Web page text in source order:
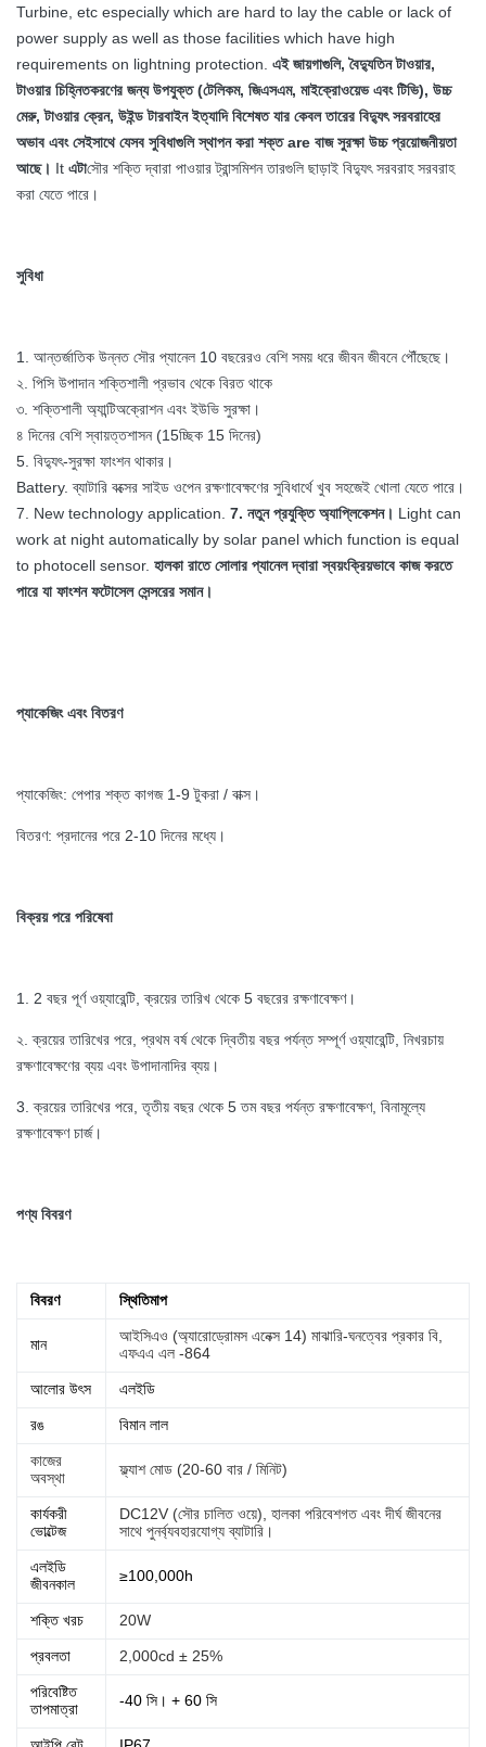
Turbine, etc especially which are hard to lay the cable or lack of
power supply as well as those facilities which have high
requirements on lightning protection. এই জায়গাগুলি, বৈদ্যুতিন টাওয়ার,
টাওয়ার চিহ্নিতকরণের জন্য উপযুক্ত (টেলিকম, জিএসএম, মাইক্রোওয়েভ এবং টিভি), উচ্চ
মেরু, টাওয়ার ক্রেন, উইন্ড টারবাইন ইত্যাদি বিশেষত যার কেবল তারের বিদ্যুৎ সরবরাহের
অভাব এবং সেইসাথে যেসব সুবিধাগুলি স্থাপন করা শক্ত are বাজ সুরক্ষা উচ্চ প্রয়োজনীয়তা
আছে। It এটাসৌর শক্তি দ্বারা পাওয়ার ট্রান্সমিশন তারগুলি ছাড়াই বিদ্যুৎ সরবরাহ সরবরাহ
করা যেতে পারে।
সুবিধা
1. আন্তর্জাতিক উন্নত সৌর প্যানেল 10 বছরেরও বেশি সময় ধরে জীবন জীবনে পৌঁছেছে।
২. পিসি উপাদান শক্তিশালী প্রভাব থেকে বিরত থাকে
৩. শক্তিশালী অ্যান্টিঅক্রোশন এবং ইউভি সুরক্ষা।
৪ দিনের বেশি স্বায়ত্তশাসন (15চ্ছিক 15 দিনের)
5. বিদ্যুৎ-সুরক্ষা ফাংশন থাকার।
Battery. ব্যাটারি বক্সের সাইড ওপেন রক্ষণাবেক্ষণের সুবিধার্থে খুব সহজেই খোলা যেতে পারে।
7. New technology application. 7. নতুন প্রযুক্তি অ্যাপ্লিকেশন। Light can
work at night automatically by solar panel which function is equal
to photocell sensor. হালকা রাতে সোলার প্যানেল দ্বারা স্বয়ংক্রিয়ভাবে কাজ করতে
পারে যা ফাংশন ফটোসেল সেন্সরের সমান।
প্যাকেজিং এবং বিতরণ
প্যাকেজিং: পেপার শক্ত কাগজ 1-9 টুকরা / বাক্স।
বিতরণ: প্রদানের পরে 2-10 দিনের মধ্যে।
বিক্রয় পরে পরিষেবা
1. 2 বছর পূর্ণ ওয়্যারেন্টি, ক্রয়ের তারিখ থেকে 5 বছরের রক্ষণাবেক্ষণ।
২. ক্রয়ের তারিখের পরে, প্রথম বর্ষ থেকে দ্বিতীয় বছর পর্যন্ত সম্পূর্ণ ওয়্যারেন্টি, নিখরচায়
রক্ষণাবেক্ষণের ব্যয় এবং উপাদানাদির ব্যয়।
3. ক্রয়ের তারিখের পরে, তৃতীয় বছর থেকে 5 তম বছর পর্যন্ত রক্ষণাবেক্ষণ, বিনামূল্যে
রক্ষণাবেক্ষণ চার্জ।
পণ্য বিবরণ
বিবরণ স্থিতিমাপ
মান
আইসিএও (অ্যারোড্রোমস এনেক্স 14) মাঝারি-ঘনত্বের প্রকার বি,
এফএএ এল -864
আলোর উৎস এলইডি
রঙ বিমান লাল
কাজের
অবস্থা
ফ্ল্যাশ মোড (20-60 বার / মিনিট)
কার্যকরী
ভোল্টেজ
DC12V (সৌর চালিত ওয়ে), হালকা পরিবেশগত এবং দীর্ঘ জীবনের
সাথে পুনর্ব্যবহারযোগ্য ব্যাটারি।
এলইডি
জীবনকাল
≥100,000h
শক্তি খরচ 20W
প্রবলতা 2,000cd ± 25%
পরিবেষ্টিত
তাপমাত্রা
-40 সি। + 60 সি